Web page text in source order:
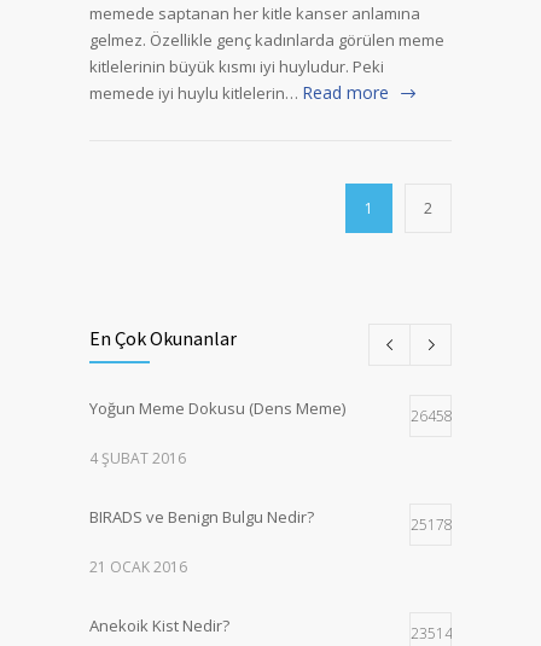
memede saptanan her kitle kanser anlamına
gelmez. Özellikle genç kadınlarda görülen meme
kitlelerinin büyük kısmı iyi huyludur. Peki
memede iyi huylu kitlelerin… Read more
1 2
En Çok Okunanlar
Yoğun Meme Dokusu (Dens Meme) 264587
4 ŞUBAT 2016
BIRADS ve Benign Bulgu Nedir? 251785
21 OCAK 2016
Anekoik Kist Nedir? 235140